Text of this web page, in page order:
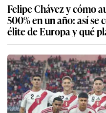
Felipe Chávez y cómo
500% en un año: así
élite de Europa y qué